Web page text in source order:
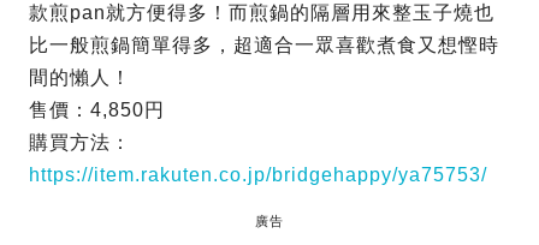
款煎pan就方便得多！而煎鍋的隔層用來整玉子燒也
比一般煎鍋簡單得多，超適合一眾喜歡煮食又想慳時
間的懶人！
售價：4,850円
購買方法：
https://item.rakuten.co.jp/bridgehappy/ya75753/
廣告